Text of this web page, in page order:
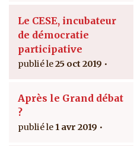
Le CESE, incubateur
de démocratie
participative
25 oct 2019
Après le Grand débat
?
1 avr 2019